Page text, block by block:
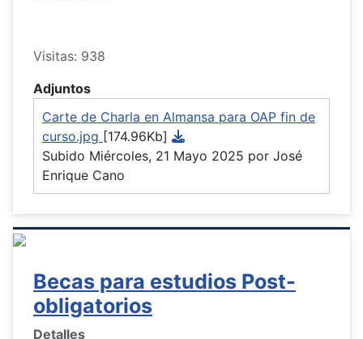
Visitas: 938
Adjuntos
Carte de Charla en Almansa para OAP fin de
curso.jpg [174.96Kb]
Subido Miércoles, 21 Mayo 2025 por José
Enrique Cano
Becas para estudios Post-
obligatorios
Detalles